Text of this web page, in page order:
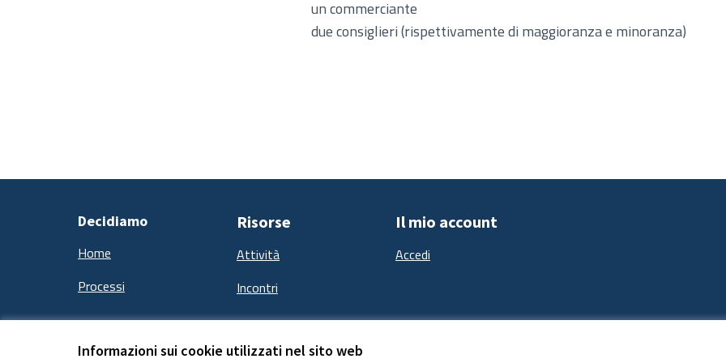
Informazioni sui cookie utilizzati nel sito web
un commerciante
due consiglieri (rispettivamente di maggioranza e minoranza)
Decidiamo
Home
Processi
Risorse
Attività
Incontri
Il mio account
Accedi